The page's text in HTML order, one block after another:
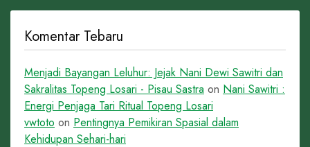
Komentar Tebaru
Menjadi Bayangan Leluhur: Jejak Nani Dewi Sawitri dan
Sakralitas Topeng Losari - Pisau Sastra on Nani Sawitri :
Energi Penjaga Tari Ritual Topeng Losari
vwtoto on Pentingnya Pemikiran Spasial dalam
Kehidupan Sehari-hari